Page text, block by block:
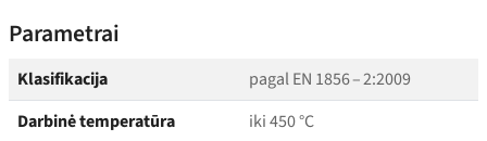
Parametrai
Klasifikacija
pagal EN 1856 – 2:2009
Darbinė temperatūra
iki 450 °C